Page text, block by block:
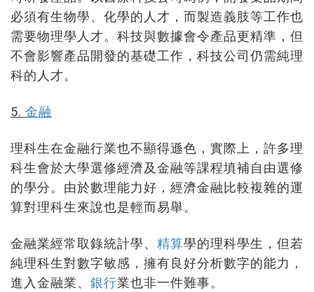
必須有生物學、化學的人才，而製造義肢等工作也
需要物理學人才。科技與數據會令產品更精準，但
不會影響產品開發的基礎工作，科技公司仍需純理
科的人才。
5. 金融
理科生在金融行業也不顯得遜色，實際上，許多理
科生會於大學選修經濟及金融等課程填補自由選修
的學分。由於數理能力好，經濟金融比較複雜的運
算對理科生來說也是輕而易舉。
金融業經常取錄統計學、 精算學的理科學生，但若
純理科生對數字敏感，擁有良好分析數字的能力，
進入金融業、 銀行業也非一件難事。